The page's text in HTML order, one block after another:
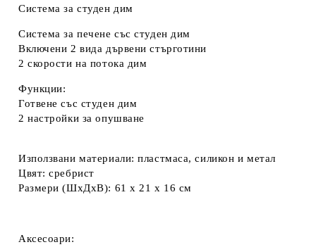
Система за студен дим
Система за печене със студен дим
Включени 2 вида дървени стърготини
2 скорости на потока дим
Функции:
Готвене със студен дим
2 настройки за опушване
Използвани материали: пластмаса, силикон и метал
Цвят: сребрист
Размери (ШхДхВ): 61 x 21 x 16 см
Аксесоари: